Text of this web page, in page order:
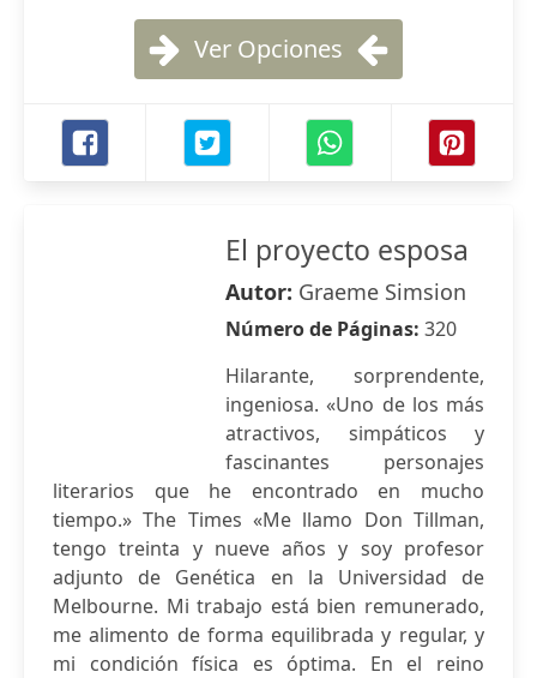
Ver Opciones
El proyecto esposa
Autor: Graeme Simsion
Número de Páginas: 320
Hilarante, sorprendente,
ingeniosa. «Uno de los más
atractivos, simpáticos y
fascinantes personajes
literarios que he encontrado en mucho
tiempo.» The Times «Me llamo Don Tillman,
tengo treinta y nueve años y soy profesor
adjunto de Genética en la Universidad de
Melbourne. Mi trabajo está bien remunerado,
me alimento de forma equilibrada y regular, y
mi condición física es óptima. En el reino